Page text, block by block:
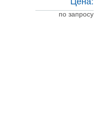
по запросу